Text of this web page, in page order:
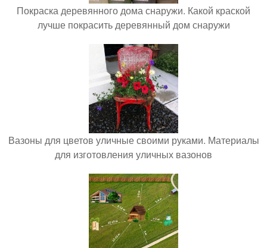
Покраска деревянного дома снаружи. Какой краской
лучше покрасить деревянный дом снаружи
Вазоны для цветов уличные своими руками. Материалы
для изготовления уличных вазонов